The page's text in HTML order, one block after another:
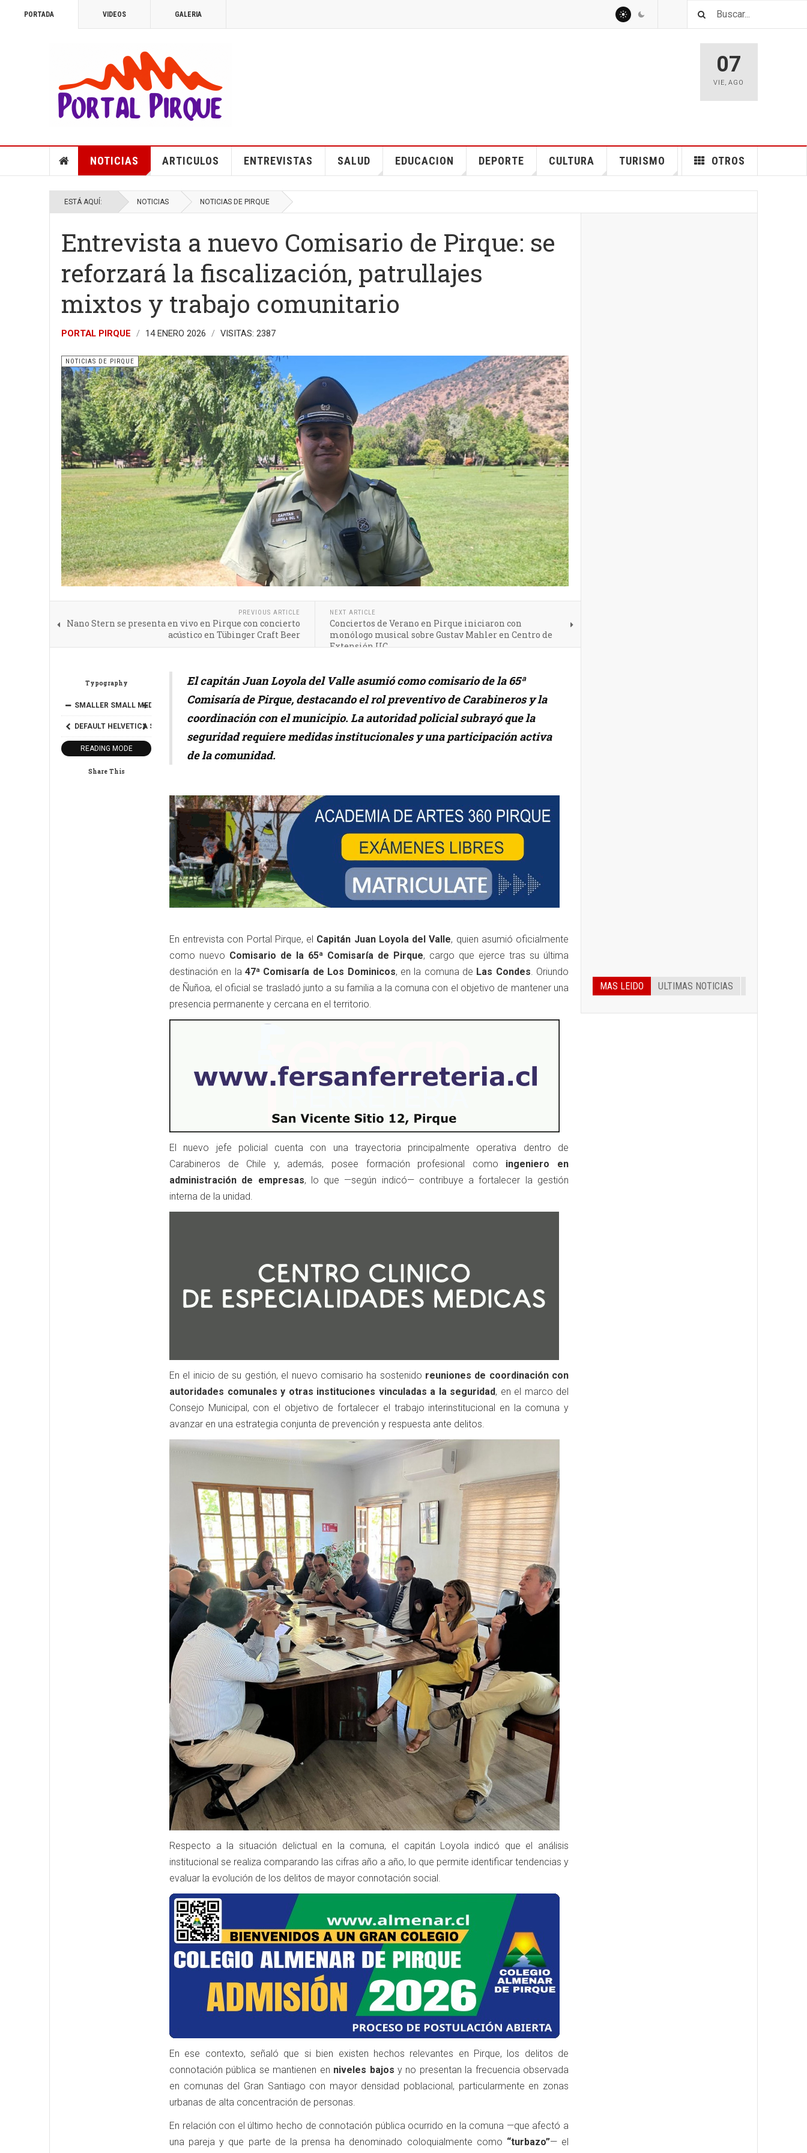
PORTADA VIDEOS GALERIA
07
VIE,AGO
NOTICIAS ARTICULOS ENTREVISTAS SALUD EDUCACION DEPORTE CULTURA TURISMO OTROS
ESTÁ AQUÍ: NOTICIAS NOTICIAS DE PIRQUE
Entrevista a nuevo Comisario de Pirque: se
reforzará la fiscalización, patrullajes
mixtos y trabajo comunitario
PORTAL PIRQUE 14 ENERO 2026 VISITAS: 2387
NOTICIAS DE PIRQUE
PREVIOUS ARTICLE
Nano Stern se presenta en vivo en Pirque con concierto
acústico en Tübinger Craft Beer
NEXT ARTICLE
Conciertos de Verano en Pirque iniciaron con
monólogo musical sobre Gustav Mahler en Centro de
Extensión UC
Typography
SMALLER SMALL MEDIUM BIGGER
DEFAULT HELVETICA SEGOE
READING MODE
Share This
El capitán Juan Loyola del Valle asumió como comisario de la 65ª
Comisaría de Pirque, destacando el rol preventivo de Carabineros y la
coordinación con el municipio. La autoridad policial subrayó que la
seguridad requiere medidas institucionales y una participación activa
de la comunidad.
En entrevista con Portal Pirque, el Capitán Juan Loyola del Valle, quien asumió oficialmente
como nuevo Comisario de la 65ª Comisaría de Pirque, cargo que ejerce tras su última
destinación en la47ª Comisaría de Los Dominicos, en la comuna de Las Condes. Oriundo
de Ñuñoa, el oficial se trasladó junto a su familia a la comuna con el objetivo de mantener una
presencia permanente y cercana en el territorio.
El nuevo jefe policial cuenta con una trayectoria principalmente operativa dentro de
Carabineros de Chile y, además, posee formación profesional como ingeniero en
administración de empresas, lo que —según indicó— contribuye a fortalecer la gestión
interna de la unidad.
En el inicio de su gestión, el nuevo comisario ha sostenido reuniones de coordinación con
autoridades comunales y otras instituciones vinculadas a la seguridad, en el marco del
Consejo Municipal, con el objetivo de fortalecer el trabajo interinstitucional en la comuna y
avanzar en una estrategia conjunta de prevención y respuesta ante delitos.
Respecto a la situación delictual en la comuna, el capitán Loyola indicó que el análisis
institucional se realiza comparando las cifras año a año, lo que permite identificar tendencias y
evaluar la evolución de los delitos de mayor connotación social.
En ese contexto, señaló que si bien existen hechos relevantes en Pirque, los delitos de
connotación pública se mantienen en niveles bajos y no presentan la frecuencia observada
en comunas del Gran Santiago con mayor densidad poblacional, particularmente en zonas
urbanas de alta concentración de personas.
En relación con el último hecho de connotación pública ocurrido en la comuna —que afectó a
una pareja y que parte de la prensa ha denominado coloquialmente como “turbazo”— el
MAS LEIDO ULTIMAS NOTICIAS